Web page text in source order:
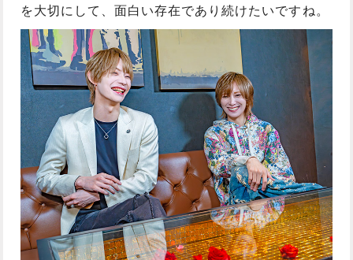
を大切にして、面白い存在であり続けたいですね。